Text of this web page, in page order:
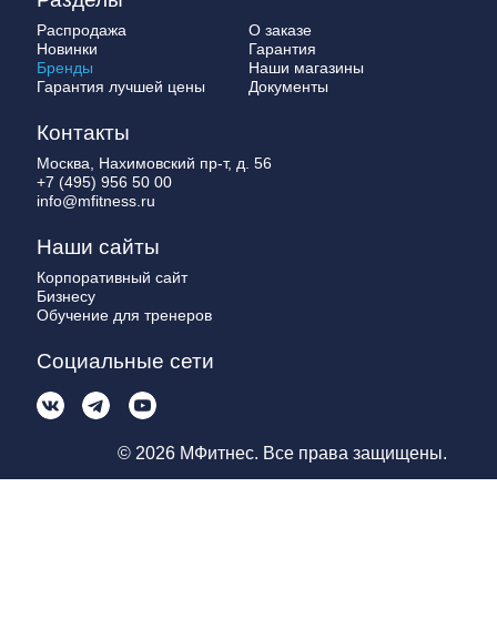
Распродажа
Новинки
Бренды
Гарантия лучшей цены
О заказе
Гарантия
Наши магазины
Документы
Контакты
Москва, Нахимовский пр-т, д. 56
+7 (495) 956 50 00
info@mfitness.ru
Наши сайты
Корпоративный сайт
Бизнесу
Обучение для тренеров
Социальные сети
© 2026 МФитнес. Все права защищены.